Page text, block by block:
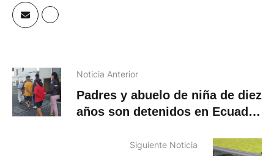
Noticia Anterior
Padres y abuelo de niña de diez
años son detenidos en Ecuador
Siguiente Noticia